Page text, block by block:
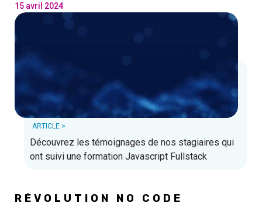
POUR UNE CARRIÈRE
NUMÉRIQUE
15 avril 2024
ARTICLE >
Découvrez les témoignages de nos stagiaires qui
ont suivi une formation Javascript Fullstack
RÉVOLUTION NO CODE